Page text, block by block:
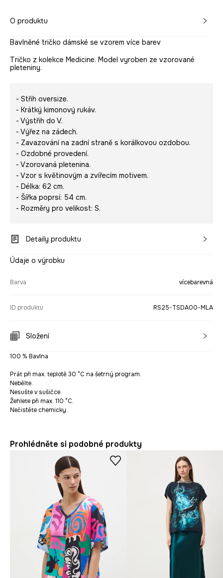
O produktu
Bavlněné tričko dámské se vzorem více barev
Tričko z kolekce Medicine. Model vyroben ze vzorované
pleteniny.
- Střih oversize.
- Krátký kimonový rukáv.
- Výstřih do V.
- Výřez na zádech.
- Zavazování na zadní straně s korálkovou ozdobou.
- Ozdobné provedení.
- Vzorovaná pletenina.
- Vzor s květinovým a zvířecím motivem.
- Délka: 62 cm.
- Šířka poprsí: 54 cm.
- Rozměry pro velikost: S.
Detaily produktu
Údaje o výrobku
Barva vícebarevná
ID produktu RS25-TSDA00-MLA
Složení
100 % Bavlna
Prát při max. teplotě 30 °C na šetrný program.
Nebělte.
Nesušte v sušičce.
Žehlete při max. 110 °C.
Nečistěte chemicky.
Prohlédněte si podobné produkty